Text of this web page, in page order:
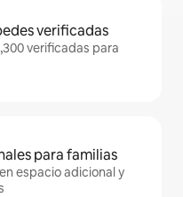
verificadas
verificadas para
para familias
espacio adicional y